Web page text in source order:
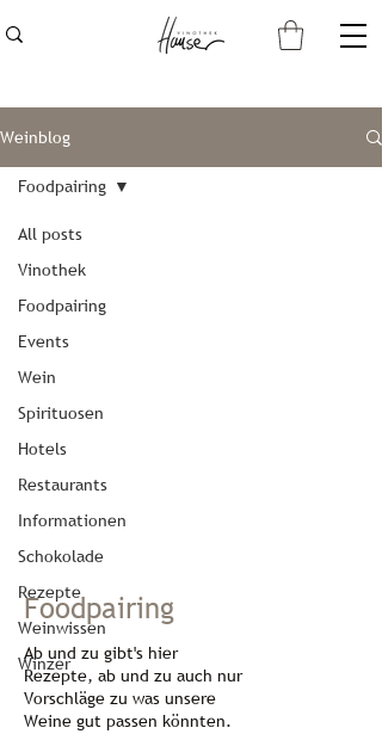
Weinblog
All posts
Vinothek
Foodpairing
Events
Wein
Spirituosen
Hotels
Restaurants
Informationen
Schokolade
Rezepte
Weinwissen
Winzer
Foodpairing
Foodpairing
Ab und zu gibt's hier
Rezepte, ab und zu auch nur
Vorschläge zu was unsere
Weine gut passen könnten.